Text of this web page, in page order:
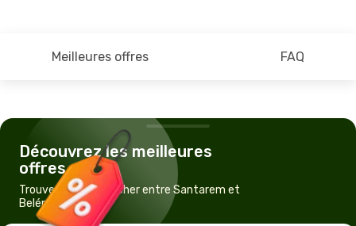
Meilleures offres FAQ
Découvrez les meilleures
offres
Trouvez un vol pas cher entre Santarem et
Belém